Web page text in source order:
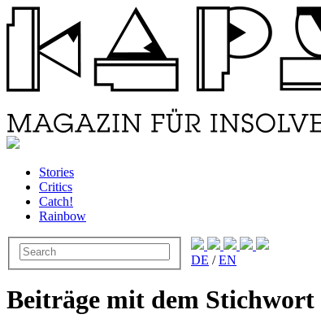
Stories
Critics
Catch!
Rainbow
DE /EN
Beiträge mit dem